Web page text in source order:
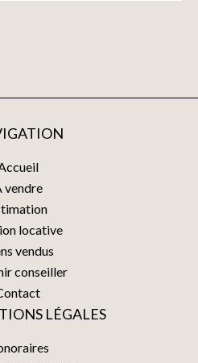
vendre
locative
vendus
conseiller
LÉGALES